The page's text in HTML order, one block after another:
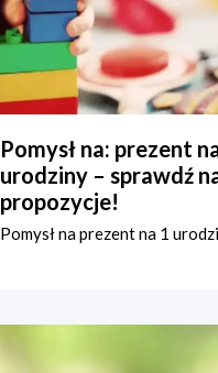
Pomysł na: prezent
urodziny – sprawdź
propozycje!
Pomysł na prezent na 1